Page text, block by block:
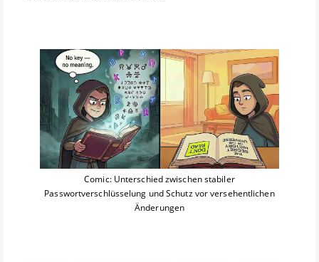
Comic: Unterschied zwischen stabiler
Passwortverschlüsselung und Schutz vor versehentlichen
Änderungen